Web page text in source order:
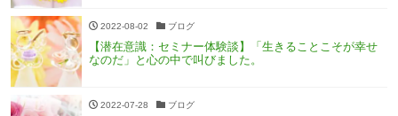
2022-08-02 ブログ
【潜在意識：セミナー体験談】「生きることこそが幸せ
なのだ」と心の中で叫びました。
2022-07-28 ブログ